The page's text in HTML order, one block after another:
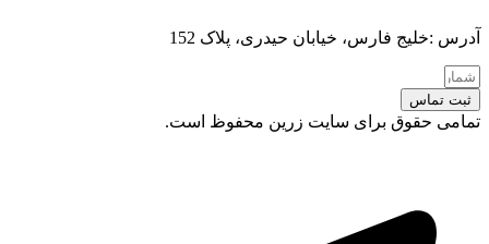
آدرس :خلیج فارس، خیابان حیدری، پلاک 152
ثبت تماس
تمامی حقوق برای سایت زرین محفوظ است.